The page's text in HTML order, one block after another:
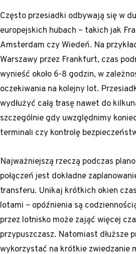
Często przesiadki odbywają się w
europejskich hubach – takich jak
Amsterdam czy Wiedeń. Na
Warszawy przez Frankfurt, czas
wynieść około 6-8 godzin, w
oczekiwania na kolejny lot.
wydłużyć całą trasę nawet do
szczególnie gdy uwzględnimy
terminali czy kontrolę
Najważniejszą rzeczą podczas
połączeń jest dokładne
transferu. Unikaj krótkich okien
lotami – opóźnienia są
przez lotnisko może zająć więcej
przypuszczasz. Natomiast dłuższe
wykorzystać na krótkie zwiedzanie